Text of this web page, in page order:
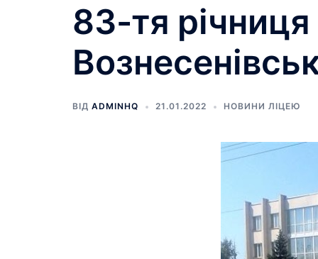
83-тя
ВІД ADMINHQ 21.01.2022 НОВИНИ ЛІЦЕЮ